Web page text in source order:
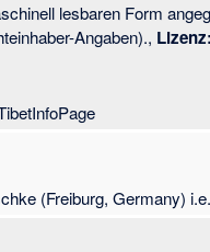
lesbaren Form
Angaben)., Lizenz:
(Freiburg, Germany)